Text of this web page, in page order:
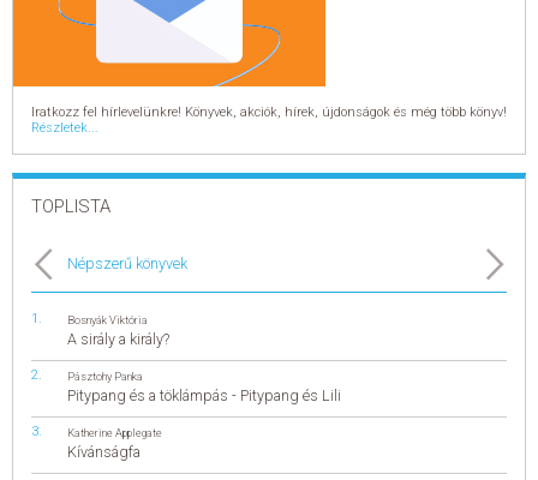
Iratkozz fel hírlevelünkre! Könyvek, akciók, hírek, újdonságok és még több könyv!
Részletek...
TOPLISTA
Népszerű könyvek
Bosnyák Viktória
A sirály a király?
Pásztohy Panka
Pitypang és a töklámpás - Pitypang és Lili
Katherine Applegate
Kívánságfa